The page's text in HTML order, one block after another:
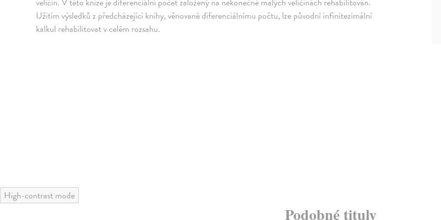
Užitím výsledků z předcházející knihy, věnované diferenciálnímu počtu, lze původní infinitezimální
kalkul rehabilitovat v celém rozsahu.
High-contrast mode
Podobné tituly